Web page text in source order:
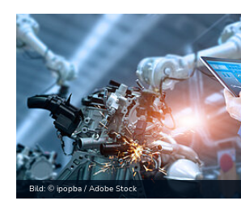
Bild: © ipopba / Adobe Stock